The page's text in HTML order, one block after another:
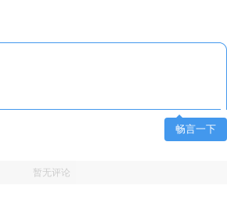
畅言一下
暂无评论